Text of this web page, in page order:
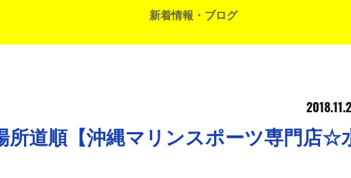
新着情報・ブログ
所道順【沖縄マリンスポーツ専門店☆